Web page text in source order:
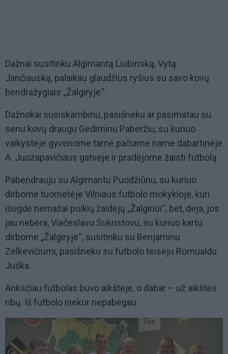
Dažnai susitinku Algimantą Liubinską, Vytą
Jančiauską, palaikau glaudžius ryšius su savo kovų
bendražygiais „Žalgiryje“.
Dažnokai susiskambinu, pasišneku ar pasimatau su
senu kovų draugu Gediminu Paberžiu, su kuriuo
vaikystėje gyvenome tame pačiame name dabartinėje
A. Juozapavičiaus gatvėje ir pradėjome žaisti futbolą.
Pabendrauju su Algimantu Puodžiūnu, su kuriuo
dirbome tuometėje Vilniaus futbolo mokykloje, kuri
išugdė nemažai puikių žaidėjų „Žalgiriui“, bet, deja, jos
jau nebėra, Viačeslavu Sukristovu, su kuriuo kartu
dirbome „Žalgiryje“, susitinku su Benjaminu
Zelkevičiumi, pasišneku su futbolo teisėju Romualdu
Juška.
Anksčiau futbolas buvo aikštėje, o dabar – už aikštės
ribų. Iš futbolo niekur nepabėgau.